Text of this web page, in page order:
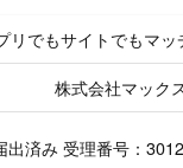
リでもサイトでもマ
株式会社マック
出済み 受理番号：